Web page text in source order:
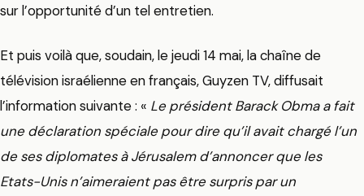
sur l’opportunité d’un tel entretien.
Et puis voilà que, soudain, le jeudi 14 mai, la chaîne de
télévision israélienne en français, Guyzen TV, diffusait
l’information suivante : « Le président Barack Obma a fait
une déclaration spéciale pour dire qu’il avait chargé l’un
de ses diplomates à Jérusalem d’annoncer que les
Etats-Unis n’aimeraient pas être surpris par un